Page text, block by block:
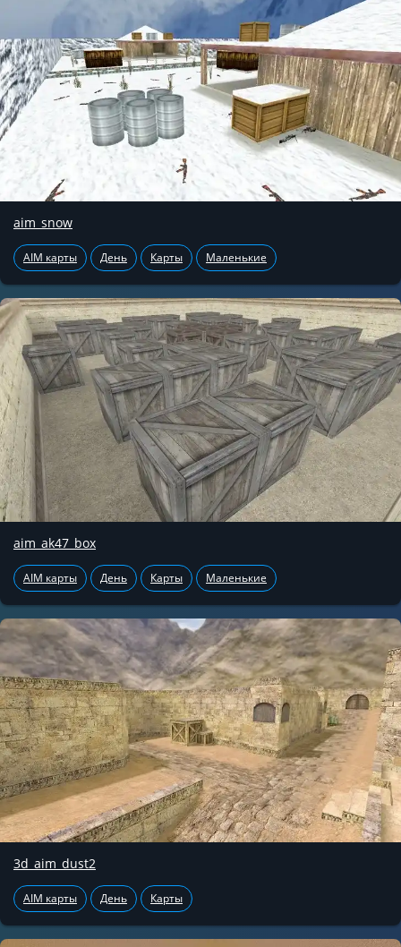
aim_snow
AIM карты День Карты Маленькие
aim_ak47_box
AIM карты День Карты Маленькие
3d_aim_dust2
AIM карты День Карты